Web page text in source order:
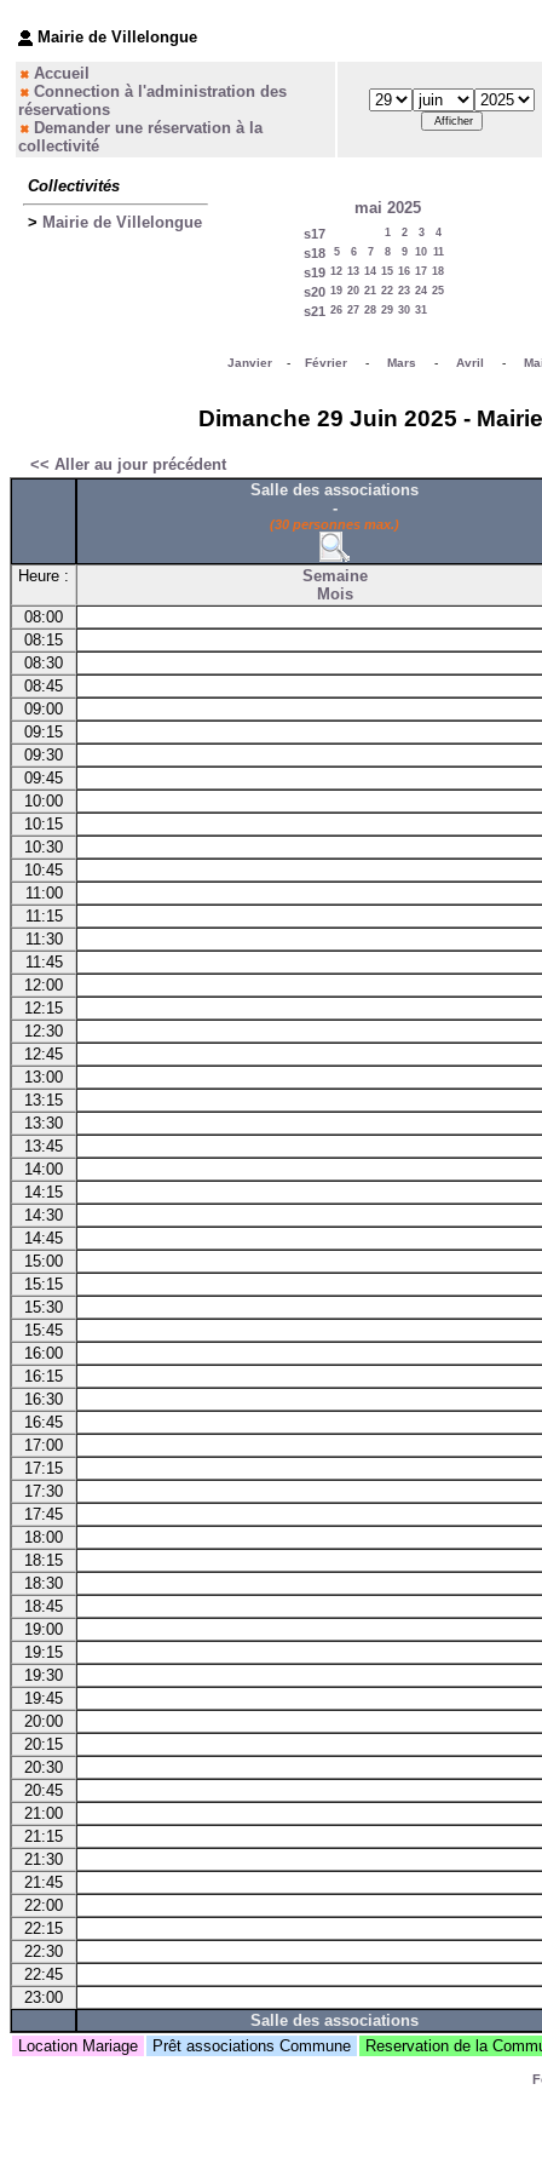
Mairie de Villelongue
Accueil
Connection à l'administration des
réservations
Demander une réservation à la
collectivité
Collectivités
> Mairie de Villelongue
mai 2025
s17 1 2 3 4
s18 5 6 7 8 9 10 11
s19 12 13 14 15 16 17 18
s20 19 20 21 22 23 24 25
s21 26 27 28 29 30 31
Janvier- Février- Mars - Avril -
Dimanche 29 Juin 2025 -
<< Aller au jour précédent
Salle des associations
-
(30 personnes max.)
Heure :
Semaine
Mois
08:00
08:15
08:30
08:45
09:00
09:15
09:30
09:45
10:00
10:15
10:30
10:45
11:00
11:15
11:30
11:45
12:00
12:15
12:30
12:45
13:00
13:15
13:30
13:45
14:00
14:15
14:30
14:45
15:00
15:15
15:30
15:45
16:00
16:15
16:30
16:45
17:00
17:15
17:30
17:45
18:00
18:15
18:30
18:45
19:00
19:15
19:30
19:45
20:00
20:15
20:30
20:45
21:00
21:15
21:30
21:45
22:00
22:15
22:30
22:45
23:00
Salle des associations
Location Mariage
Prêt associations Commune Reservation de la